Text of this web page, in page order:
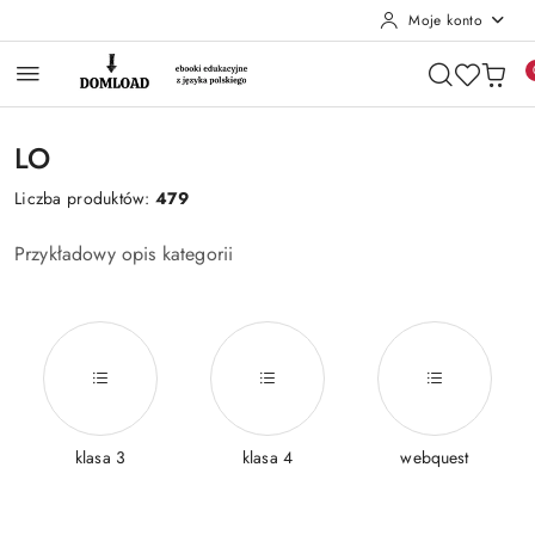
Moje konto
LO
Liczba produktów:479
Przykładowy opis kategorii
klasa 3 klasa 4 webquest